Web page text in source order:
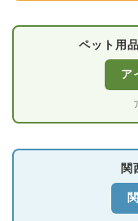
ペット用
ア
関